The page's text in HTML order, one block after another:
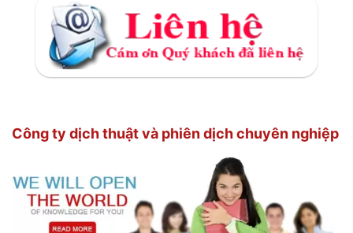
Công ty dịch thuật và phiên dịch chuyên nghiệp